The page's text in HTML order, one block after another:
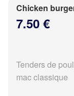
Chicken
7.50 €
Tenders de
mac classique